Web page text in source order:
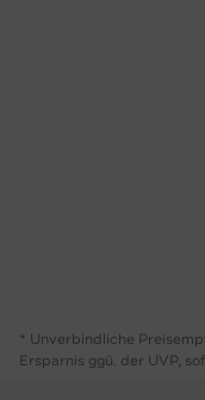
* Unverbindliche
Ersparnis ggü. der UVP,